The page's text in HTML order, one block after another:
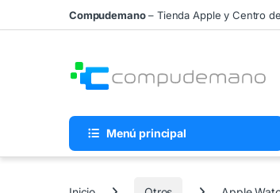
Skip to navigation
Skip to contentCompudemano– Tienda Apple y Centro
Menú principal